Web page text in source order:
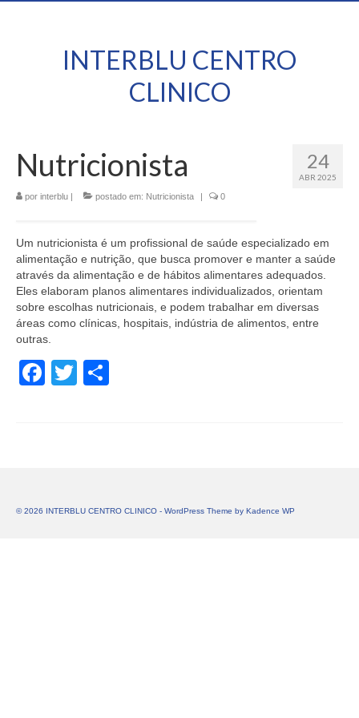
INTERBLU CENTRO
CLINICO
24
ABR 2025
Nutricionista
por interblu | postado em: Nutricionista | 0
Um nutricionista é um profissional de saúde especializado em
alimentação e nutrição, que busca promover e manter a saúde
através da alimentação e de hábitos alimentares adequados.
Eles elaboram planos alimentares individualizados, orientam
sobre escolhas nutricionais, e podem trabalhar em diversas
áreas como clínicas, hospitais, indústria de alimentos, entre
outras.
Facebook
Twitter
© 2026 INTERBLU CENTRO CLINICO - WordPress Theme by Kadence WP